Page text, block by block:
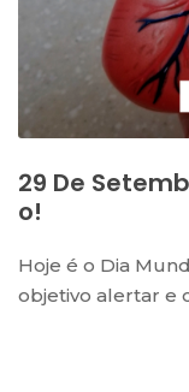
29 De
O!
Hoje é o Dia
objetivo alertar e